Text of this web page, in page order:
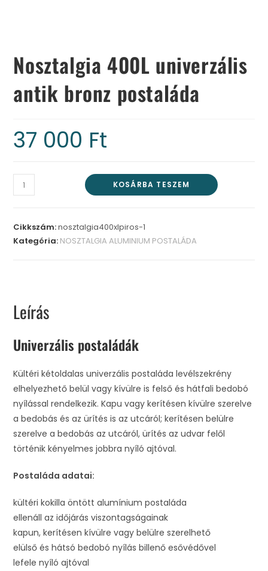
Nosztalgia 400L univerzális
antik bronz postaláda
37 000 Ft
KOSÁRBA TESZEM
Cikkszám:nosztalgia400xlpiros-1
Kategória: NOSZTALGIA ALUMINIUM POSTALÁDA
Leírás
Univerzális postaládák
Kültéri kétoldalas univerzális postaláda levélszekrény
elhelyezhető belül vagy kívülre is felső és hátfali bedobó
nyílással rendelkezik. Kapu vagy kerítésen kívülre szerelve
a bedobás és az ürítés is az utcáról; kerítésen belülre
szerelve a bedobás az utcáról, ürítés az udvar felől
történik kényelmes jobbra nyíló ajtóval.
Postaláda adatai:
kültéri kokilla öntött alumínium postaláda
ellenáll az időjárás viszontagságainak
kapun, kerítésen kívülre vagy belülre szerelhető
elülső és hátsó bedobó nyílás billenő esővédővel
lefele nyíló ajtóval